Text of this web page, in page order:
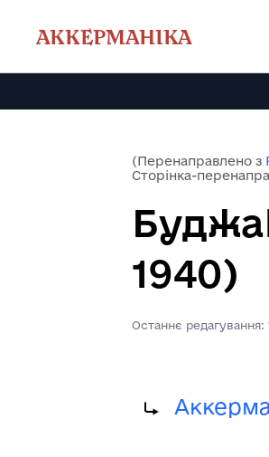
вмістуАККЕРМАНІКА
(Перенаправлено з
Сторінка-
1940)
Останнє редагування: